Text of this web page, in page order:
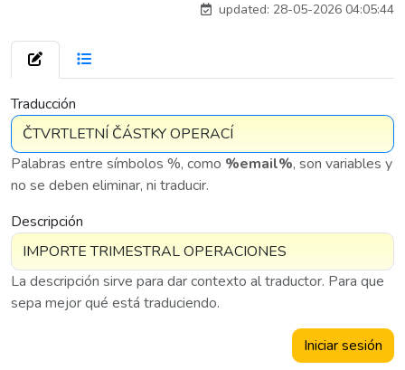
updated: 28-05-2026 04:05:44
Traducción
Palabras entre símbolos %, como %email%, son variables y
no se deben eliminar, ni traducir.
Descripción
La descripción sirve para dar contexto al traductor. Para que
sepa mejor qué está traduciendo.
Iniciar sesión